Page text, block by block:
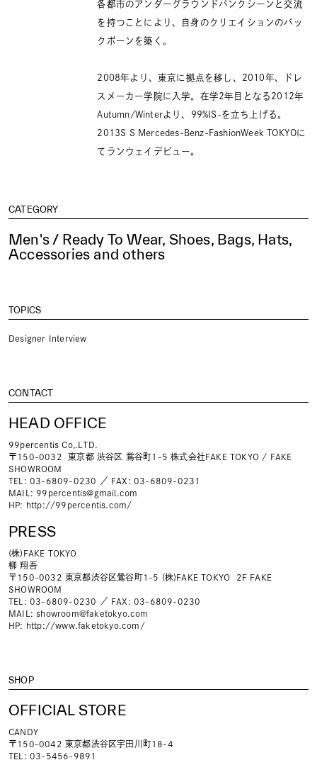
各都市のアンダーグラウンドパンクシーンと交流
を持つことにより、自身のクリエイションのバッ
クボーンを築く。
2008年より、東京に拠点を移し、2010年、ドレ
スメーカー学院に入学。在学2年目となる2012年
Autumn/Winterより、99%IS-を立ち上げる。
2013S S Mercedes-Benz-FashionWeek TOKYOに
てランウェイデビュー。
CATEGORY
Men's / Ready To Wear, Shoes, Bags, Hats,
Accessories and others
TOPICS
Designer Interview
CONTACT
HEAD OFFICE
99percentis Co,.LTD.
〒150-0032 東京都 渋谷区 鴬谷町1-5 株式会社FAKE TOKYO / FAKE
SHOWROOM
TEL: 03-6809-0230 ／ FAX: 03-6809-0231
MAIL: 99percentis@gmail.com
HP: http://99percentis.com/
PRESS
(株)FAKE TOKYO
柳 翔吾
〒150-0032 東京都渋谷区鶯谷町1-5 (株)FAKE TOKYO 2F FAKE
SHOWROOM
TEL: 03-6809-0230 ／ FAX: 03-6809-0230
MAIL: showroom@faketokyo.com
HP: http://www.faketokyo.com/
SHOP
OFFICIAL STORE
CANDY
〒150-0042 東京都渋谷区宇田川町18-4
TEL: 03-5456-9891